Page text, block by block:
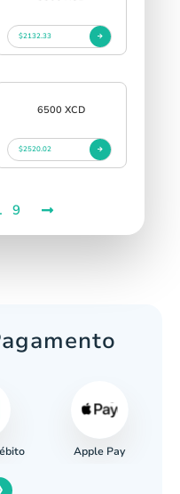
$2132.33
6500 XCD
$2520.02
9
Apple Pay